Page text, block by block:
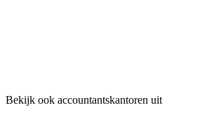
Bekijk ook accountantskantoren uit